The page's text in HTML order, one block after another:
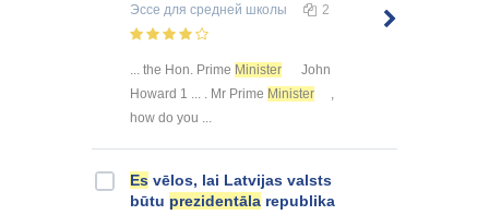
Эссе для средней школы 2
... the Hon. Prime Minister
John
Howard 1 ... . Mr Prime Minister
how do you ...
Es vēlos, lai Latvijas valsts
būtu prezidentāla republika